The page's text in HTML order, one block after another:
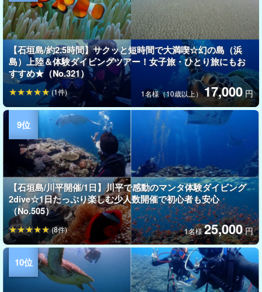
【石垣島/約2.5時間】サクッと短時間で大満喫☆幻の島（浜
島）上陸＆体験ダイビングツアー！女子旅・ひとり旅にもお
すすめ★（No.321）
1名様（10歳以上）17,000 円
(1件)
【石垣島/川平開催/1日】川平で感動のマンタ体験ダイビング
2dive☆1日たっぷり楽しむ少人数開催で初心者も安心
（No.505）
1名様25,000 円
(8件)